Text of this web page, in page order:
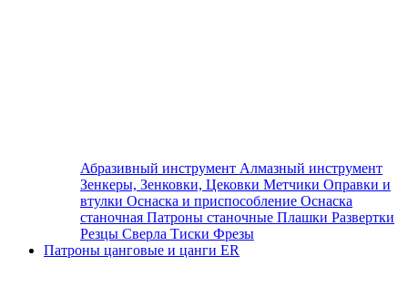
Абразивный инструмент Алмазный инструмент
Зенкеры, Зенковки, Цековки Метчики Оправки и
втулки Оснаска и приспособление Оснаска
станочная Патроны станочные Плашки Развертки
Резцы Сверла Тиски Фрезы
Патроны цанговые и цанги ER